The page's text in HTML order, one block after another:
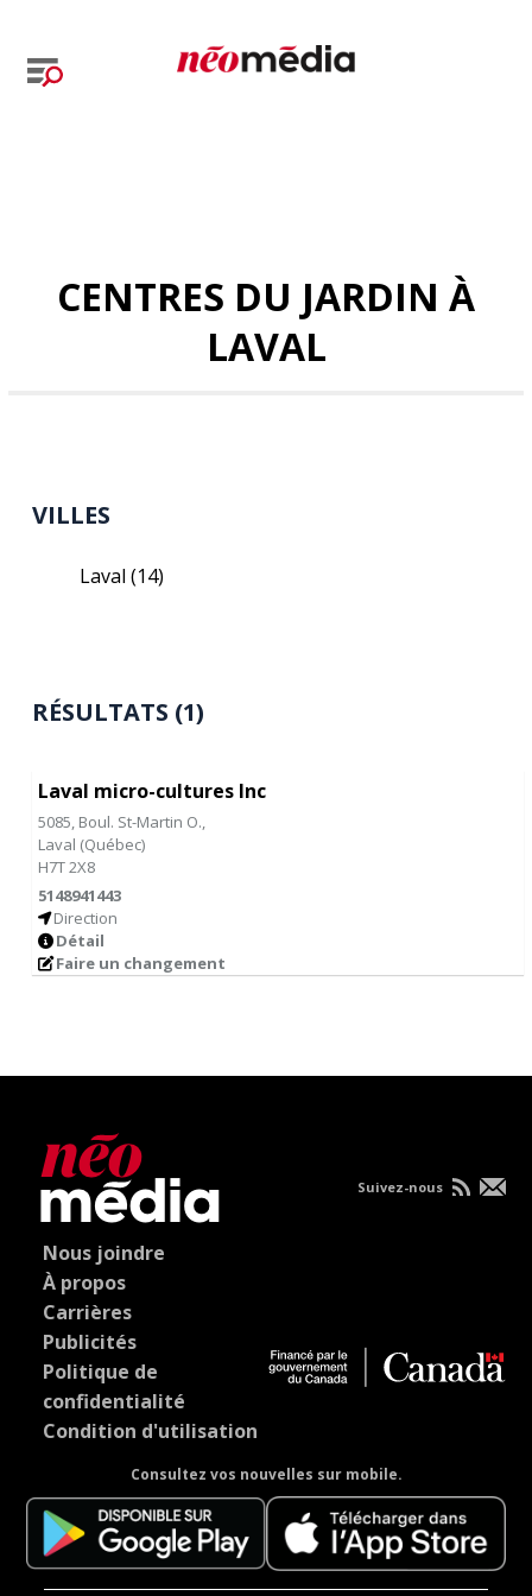
CENTRES DU JARDIN À
LAVAL
VILLES
Laval(14)
RÉSULTATS (1)
Laval micro-cultures Inc
5085, Boul. St-Martin O.,
Laval (Québec)
H7T 2X8
5148941443
Direction
Détail
Faire un changement
Nous joindre
À propos
Carrières
Publicités
Politique de
confidentialité
Condition d'utilisation
Consultez vos nouvelles sur mobile.
Suivez-nous